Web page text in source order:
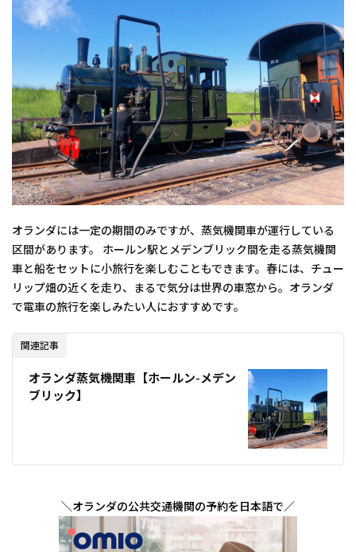
オランダには一定の期間のみですが、蒸気機関車が運行している
区間があります。 ホールン駅とメデンブリック間を走る蒸気機関
車と船をセットに小旅行を楽しむこともできます。春には、チュー
リップ畑の近くを走り、まるで気分は世界の車窓から。オランダ
で電車の旅行を楽しみたい人におすすめです。
関連記事
オランダ蒸気機関車【ホールン-メデン
ブリック】
＼オランダの公共交通機関の予約を日本語で／